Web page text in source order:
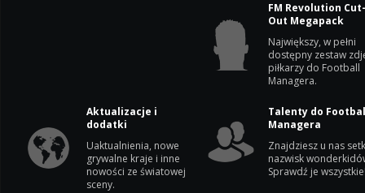
FM Revolution
Out Megapack
Największy, w pełni
dostępny zestaw
piłkarzy do Football
Managera.
Aktualizacje i
dodatki
Uaktualnienia, nowe
grywalne kraje i inne
nowości ze światowej
sceny.
Talenty do
Managera
Znajdziesz u nas
nazwisk
Sprawdź je